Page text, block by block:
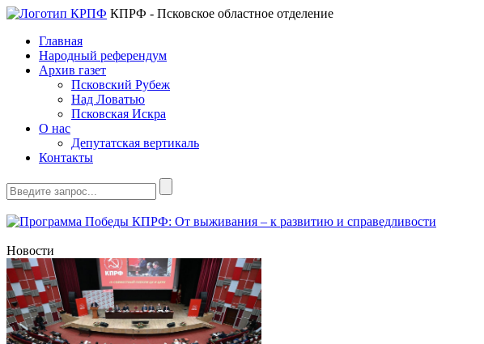
КПРФ - Псковское областное отделение
Главная
Народный референдум
Архив газет
Псковский Рубеж
Над Ловатью
Псковская Искра
О нас
Депутатская вертикаль
Контакты
Новости